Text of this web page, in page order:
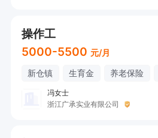
操作工
5000-5500 元/月
新仓镇 生育金 养老保险
冯女士
浙江广承实业有限公司